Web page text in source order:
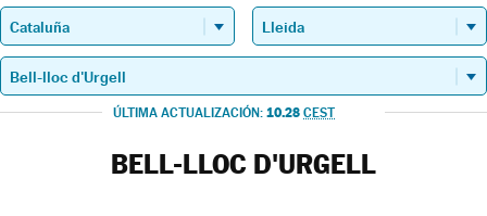
ÚLTIMA ACTUALIZACIÓN: 10.28 CEST
BELL-LLOC D'URGELL